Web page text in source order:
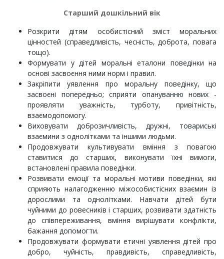
Старший дошкільний вік
Розкрити дітям особистісний зміст моральних
цінностей (справедливість, чесність, доброта, повага
тощо).
Формувати у дітей моральні еталони поведінки на
основі засвоєння ними норм і правил.
Закріпити уявлення про моральну поведінку, що
засвоєні попередньо; сприяти опануванню нових -
проявляти уважність, турботу, привітність,
взаємодопомогу.
Виховувати доброзичливість, дружні, товариські
взаємини з однолітками та іншими людьми.
Продовжувати культивувати вміння з повагою
ставитися до старших, виконувати їхні вимоги,
встановлені правила поведінки.
Розвивати емоції та моральні мотиви поведінки, які
сприяють налагодженню міжособистісних взаємин із
дорослими та однолітками. Навчати дітей бути
чуйними до ровесників і старших, розвивати здатність
до співпереживання, вміння вирішувати конфлікти,
бажання допомогти.
Продовжувати формувати етичні уявлення дітей про
добро, чуйність, правдивість, справедливість,